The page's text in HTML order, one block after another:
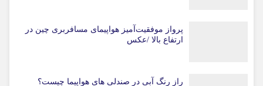
پرواز موفقیت‌آمیز هواپیمای مسافربری چین در
ارتفاع بالا /عکس
راز رنگ آبی در صندلی های هواپیما چیست؟